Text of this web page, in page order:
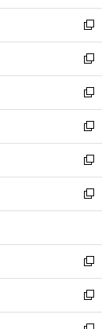
開
く
ウ
で
開
く
ン
ド
ウ
で
開
く
新
し
い
ウ
ィ
ン
ド
ウ
で
開
く
新
し
い
ウ
ィ
ン
ド
ウ
で
開
新
し
い
ウ
ィ
ン
ド
ウ
開
く
新
し
い
ウ
ィ
ン
ウ
で
開
く
新
し
い
ウ
ン
ド
ウ
で
開
新
し
ウ
ィ
ン
ド
ウ
新
し
い
ウ
新
し